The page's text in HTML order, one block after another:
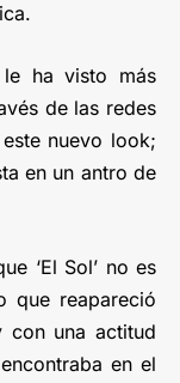
le ha visto más
de las redes
nuevo look;
en un antro de
‘El Sol’ no es
reapareció
con una actitud
en el